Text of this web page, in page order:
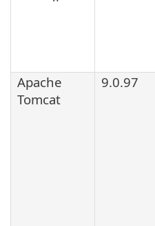
Apache
Tomcat
9.0.97